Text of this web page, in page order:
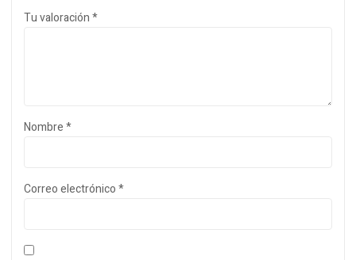
Tu valoración*
Nombre*
Correo electrónico*